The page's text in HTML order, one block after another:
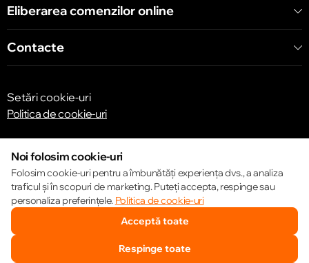
Eliberarea comenzilor online
Contacte
Setări cookie-uri
Politica de cookie-uri
© 2013 – 2026 ECOM
Noi folosim cookie-uri
Folosim cookie-uri pentru a îmbunătăți experiența dvs., a analiza
traficul și în scopuri de marketing. Puteți accepta, respinge sau
personaliza preferințele. Politica de cookie-uri
Acceptă toate
Respinge toate